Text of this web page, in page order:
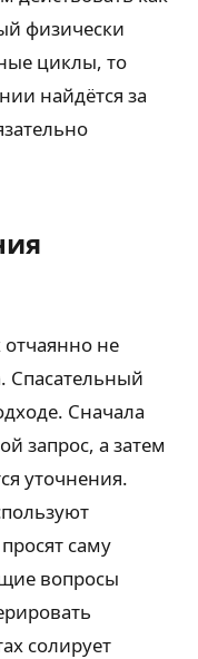
физически
циклы, то
найдётся за
не
Спасательный
Сначала
запрос, а затем
уточнения.
саму
вопросы
солирует